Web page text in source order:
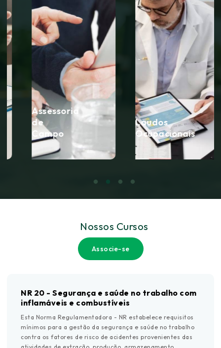
Assessoria
de
Campo
Laudos
Ocupacionais
Nossos Cursos
Associe-se
NR 20 - Segurança e saúde no trabalho com
inflamáveis e combustíveis
Esta Norma Regulamentadora - NR estabelece requisitos
mínimos para a gestão da segurança e saúde no trabalho
contra os fatores de risco de acidentes provenientes das